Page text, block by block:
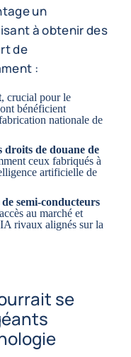
un
à obtenir des
de
:
, crucial pour le
bénéficient
nationale de
droits de douane de
ceux fabriqués à
artificielle de
semi-conducteurs
au marché et
rivaux alignés sur la
se